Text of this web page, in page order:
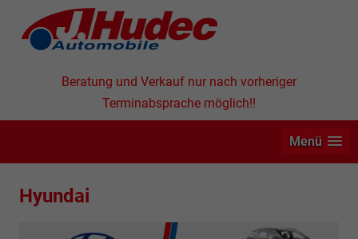
Beratung und Verkauf nur nach vorheriger
Terminabsprache möglich!!
Menü
Hyundai